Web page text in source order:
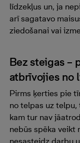
līdzekļus un, ja
arī sagatavo
ziedošanai vai
Bez steigas –
atbrīvojies no
Pirms ķerties pie
no telpas uz
kam tur nav
nebūs spēka veikt
nesasteidz darbu